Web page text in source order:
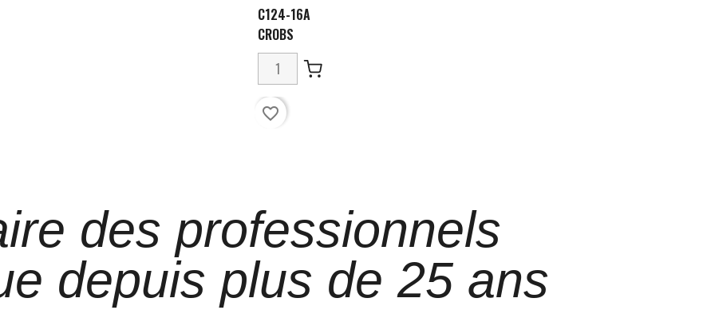
C124-16A
CROBS
favorite_border
des professionnels
depuis plus de 25 ans